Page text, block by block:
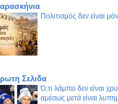
Πολιτισμός δεν είναι
Σελιδα
Ό,τι λάμπει δεν είναι
αμέσως μετά είναι